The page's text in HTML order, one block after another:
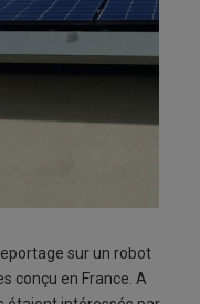
sur un robot
conçu en France. A